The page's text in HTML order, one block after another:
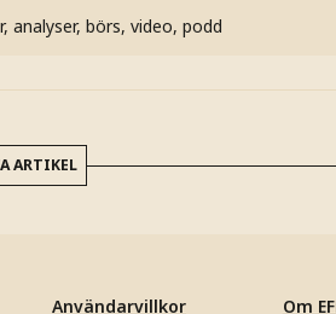
analyser, börs, video, podd
ARTIKEL
Användarvillkor
Om